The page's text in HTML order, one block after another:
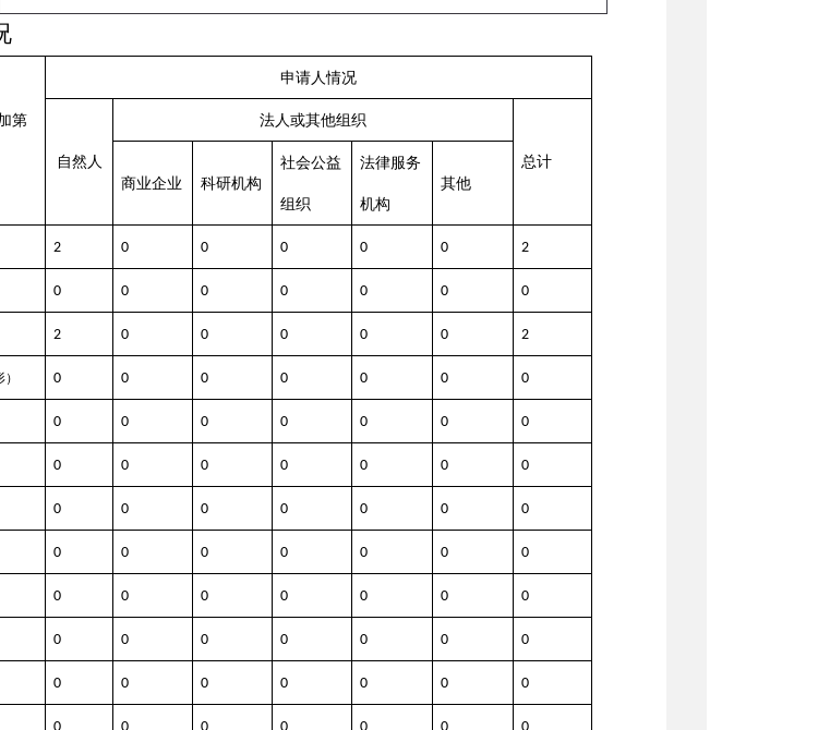
第
申请人情况
自然人
法人或其他组织
总计
商业企业
科研机构
社会公益
组织
法律服务
机构
其他
2 0 0 0 0 0 2
0 0 0 0 0 0 0
2 0 0 0 0 0 2
0 0 0 0 0 0 0
0 0 0 0 0 0 0
0 0 0 0 0 0 0
0 0 0 0 0 0 0
0 0 0 0 0 0 0
0 0 0 0 0 0 0
0 0 0 0 0 0 0
0 0 0 0 0 0 0